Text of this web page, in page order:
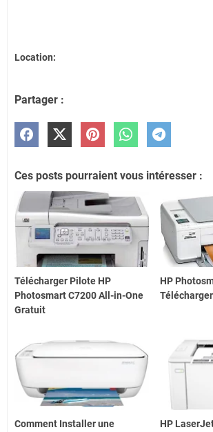
Location:
Partager :
Ces posts pourraient vous intéresser :
Télécharger Pilote HP
Photosmart C7200 All-in-One
Gratuit
HP
Comment Installer une
HP